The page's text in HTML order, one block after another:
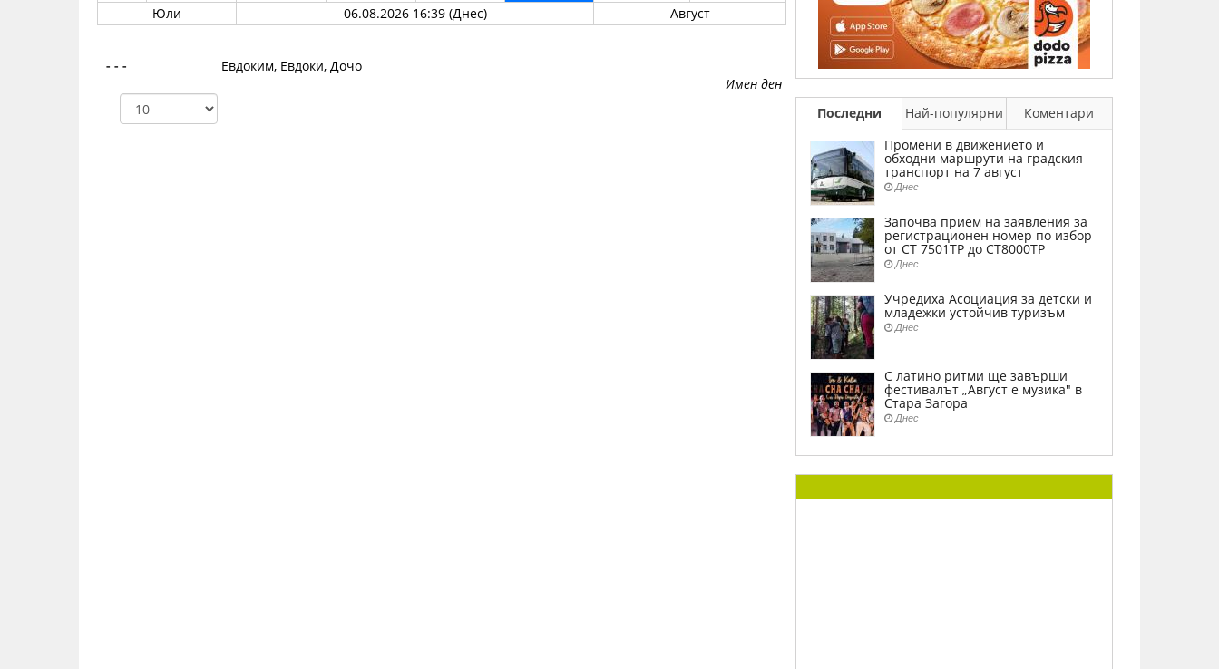
Юли
06.08.2026 16:39 (Днес) Август
- - -
Евдоким, Евдоки, Дочо
Имен ден
Последни
Най-популярни
Коментари
Промени в движението и
обходни маршрути на градския
транспорт на 7 август
Днес
Започва прием на заявления за
регистрационен номер по избор
от СТ 7501ТР до СТ8000ТР
Днес
Учредиха Асоциация за детски и
младежки устойчив туризъм
Днес
С латино ритми ще завърши
фестивалът „Август е музика" в
Стара Загора
Днес